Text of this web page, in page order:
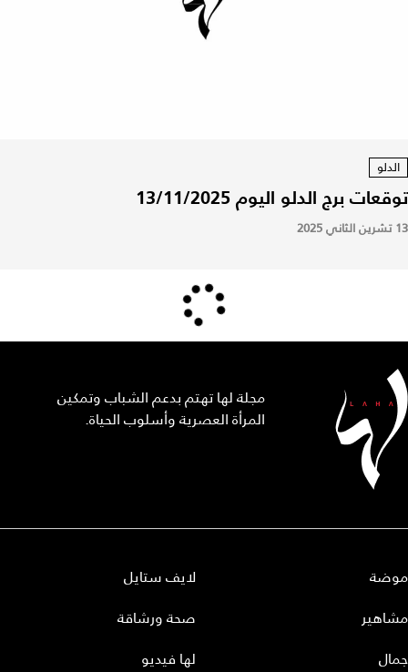
الدلو
توقعات برج الدلو اليوم 13/11/2025
13 تشرين الثاني 2025
مجلة لها تهتم بدعم الشباب وتمكين
المرأة العصرية وأسلوب الحياة.
موضة
مشاهير
جمال
لايف ستايل
صحة ورشاقة
لها فيديو